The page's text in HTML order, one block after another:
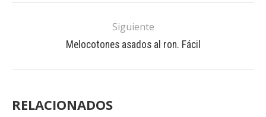
Siguiente
Melocotones asados al ron. Fácil
RELACIONADOS